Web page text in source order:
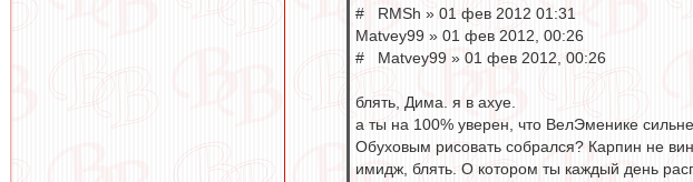
# RMSh » 01 фев 2012 01:31
Matvey99 » 01 фев 2012, 00:26
# Matvey99 » 01 фев 2012, 00:26
блять, Дима. я в ахуе.
а ты на 100% уверен, что ВелЭменике
Обуховым рисовать собрался? Карпин не
имидж, блять. О котором ты каждый день